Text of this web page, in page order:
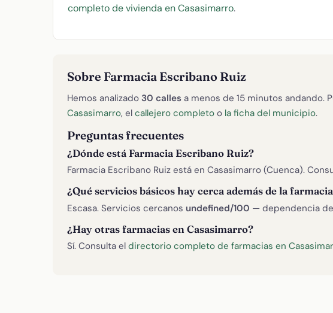
completo de vivienda en Casasimarro.
Sobre Farmacia Escribano Ruiz
Hemos analizado 30 calles a menos de 15 minutos andando.
Casasimarro, el callejero completo o la ficha del municipio.
Preguntas frecuentes
¿Dónde está Farmacia Escribano Ruiz?
Farmacia Escribano Ruiz está en Casasimarro (Cuenca).
¿Qué servicios básicos hay cerca además de la
Escasa. Servicios cercanos undefined/100 — dependencia
¿Hay otras farmacias en Casasimarro?
Sí. Consulta el directorio completo de farmacias en